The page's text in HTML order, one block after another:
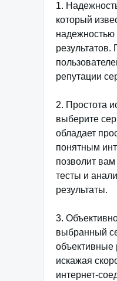
1.
который
надежностью
репутации
2. Простота
выберите
обладает
понятным
позволит вам
тесты и
результаты.
3.
выбранный
объективные
искажая
интернет-